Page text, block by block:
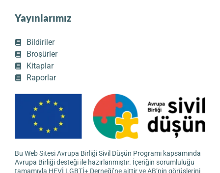
Yayınlarımız
Bildiriler
Broşürler
Kitaplar
Raporlar
Bu Web Sitesi Avrupa Birliği Sivil Düşün Programı kapsamında
Avrupa Birliği desteği ile hazırlanmıştır. İçeriğin sorumluluğu
tamamıyla HEVİ LGBTİ+ Derneği’ne aittir ve AB’nin görüşlerini